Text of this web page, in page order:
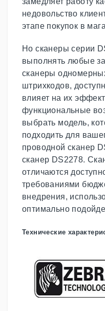
недовольство
этапе покупок в
Но сканеры серии
выполнять любые
сканеры
штрихкодов,
влияет на их
функциональные
выбрать модель,
подходить для
проводной сканер
сканер DS2278.
отличаются
требованиями
внедрения,
оптимально
Технические